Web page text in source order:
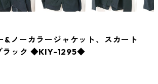
&ノーカラージャケット、スカート
ラック ◆KIY-1295◆